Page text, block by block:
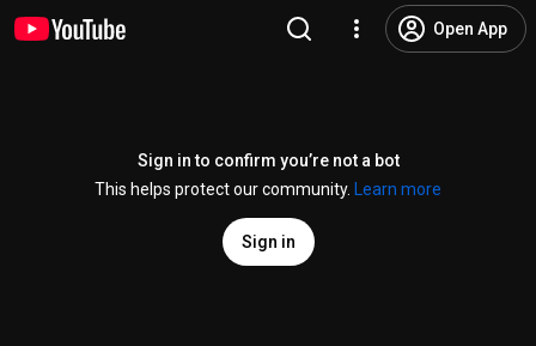
Open App
Sign in to confirm you’re not a bot
This helps protect our community.
Learn more
Sign in